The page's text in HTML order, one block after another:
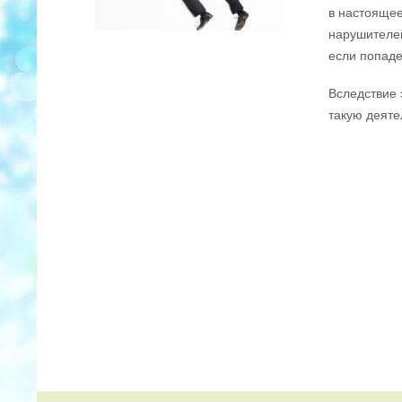
в
если
Вследствие
такую